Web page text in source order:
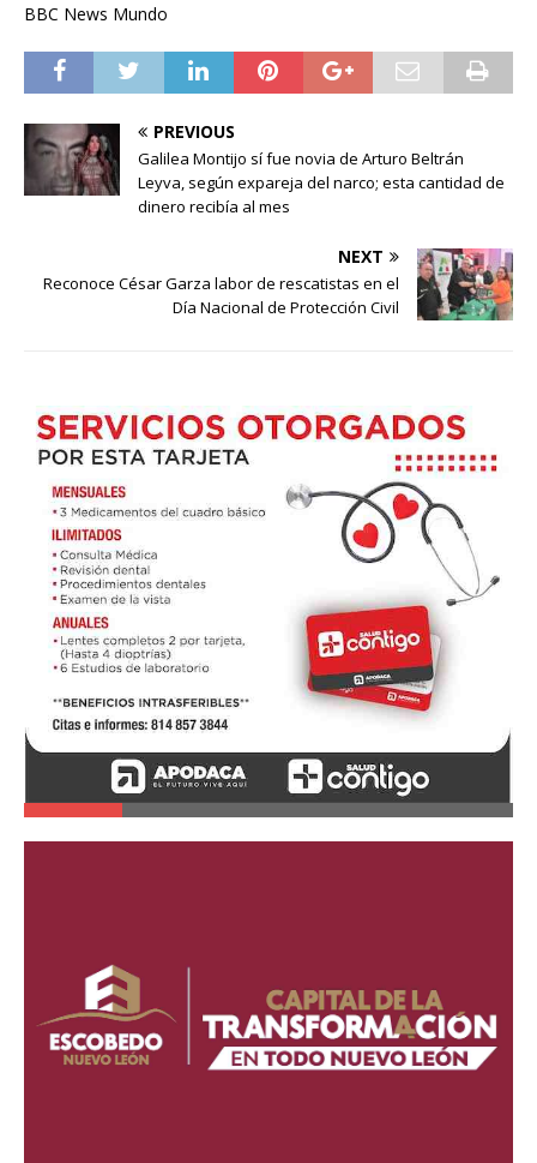
BBC News Mundo
PREVIOUS
Galilea Montijo sí fue novia de Arturo Beltrán
Leyva, según expareja del narco; esta cantidad de
dinero recibía al mes
NEXT
Reconoce César Garza labor de rescatistas en el
Día Nacional de Protección Civil